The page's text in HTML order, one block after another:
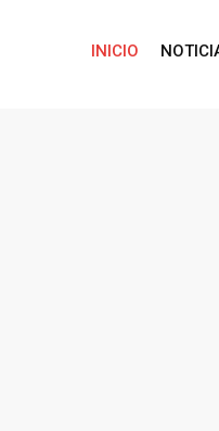
INICIO